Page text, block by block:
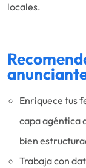
locales.
Enriquece tus
capa agéntica
bien
Trabaja con